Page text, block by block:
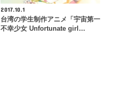
2017.10.1
台湾の学生制作アニメ「宇宙第一
不幸少女 Unfortunate girl…